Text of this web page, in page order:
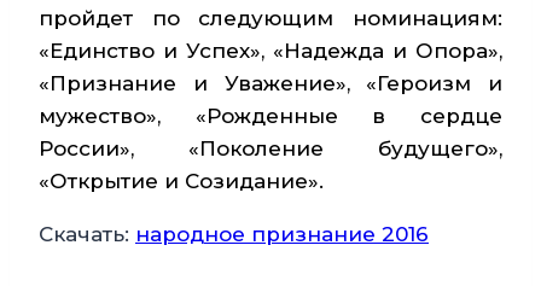
пройдет по следующим номинациям:
«Единство и Успех», «Надежда и Опора»,
«Признание и Уважение», «Героизм и
мужество», «Рожденные в сердце
России», «Поколение будущего»,
«Открытие и Созидание».
Скачать: народное признание 2016